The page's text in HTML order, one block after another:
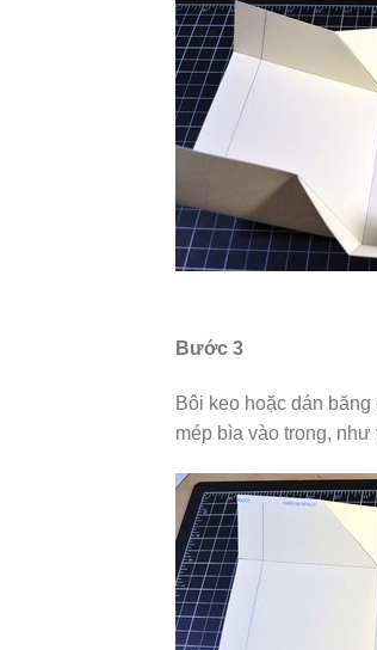
Bước 3
Bôi keo hoặc dán
mép bìa vào trong,